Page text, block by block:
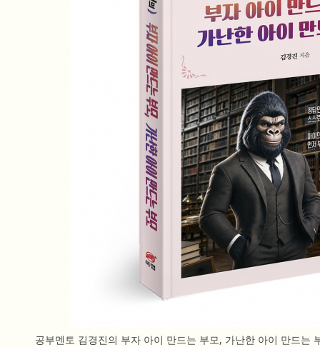
공부멘토 김경진의 부자 아이 만드는 부모, 가난한 아이 만드는